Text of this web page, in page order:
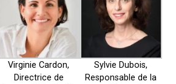
Virginie Cardon,
Directrice de
Sylvie Dubois,
Responsable de la